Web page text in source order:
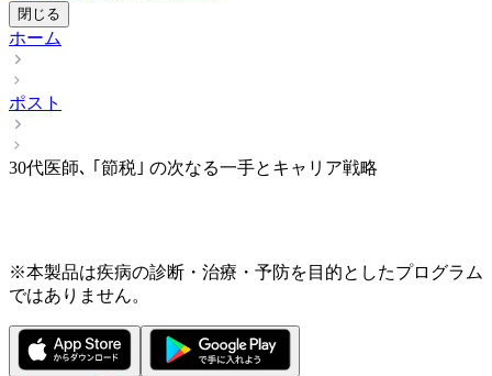
閉じる
ホーム
ポスト
30代医師､ ｢節税｣ の次なる一手とキャリア戦略
※本製品は疾病の診断・治療・予防を目的としたプログラム
ではありません。